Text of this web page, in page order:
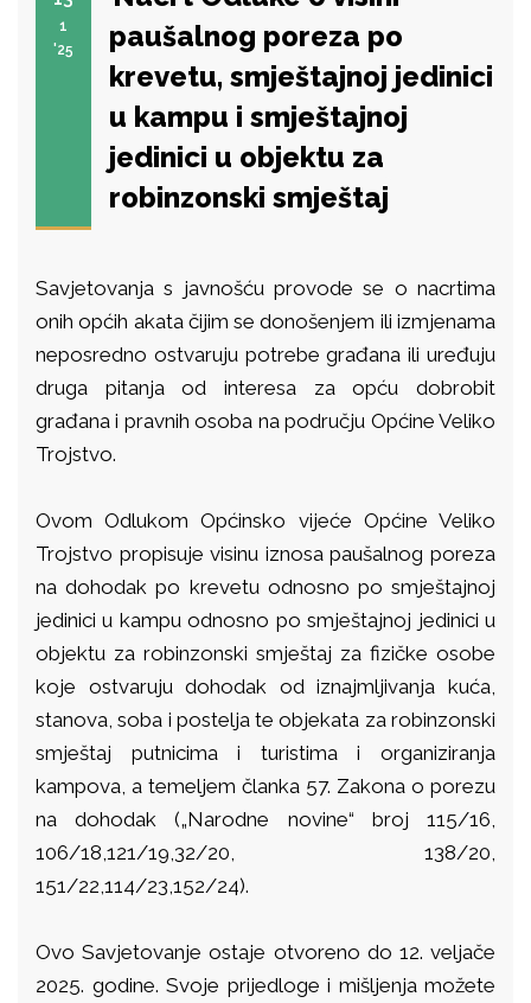
1
'25
paušalnog poreza po
krevetu, smještajnoj jedinici
u kampu i smještajnoj
jedinici u objektu za
robinzonski smještaj
Savjetovanja s javnošću provode se o nacrtima
onih općih akata čijim se donošenjem ili izmjenama
neposredno ostvaruju potrebe građana ili uređuju
druga pitanja od interesa za opću dobrobit
građana i pravnih osoba na području Općine Veliko
Trojstvo.
Ovom Odlukom Općinsko vijeće Općine Veliko
Trojstvo propisuje visinu iznosa paušalnog poreza
na dohodak po krevetu odnosno po smještajnoj
jedinici u kampu odnosno po smještajnoj jedinici u
objektu za robinzonski smještaj za fizičke osobe
koje ostvaruju dohodak od iznajmljivanja kuća,
stanova, soba i postelja te objekata za robinzonski
smještaj putnicima i turistima i organiziranja
kampova, a temeljem članka 57. Zakona o porezu
na dohodak („Narodne novine“ broj 115/16,
106/18,121/19,32/20, 138/20,
151/22,114/23,152/24).
Ovo Savjetovanje ostaje otvoreno do 12. veljače
2025. godine. Svoje prijedloge i mišljenja možete